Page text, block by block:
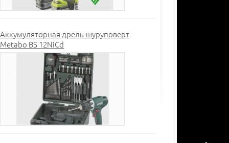
Аккумуляторная дрель-шуруповерт
Metabo BS 12NiCd